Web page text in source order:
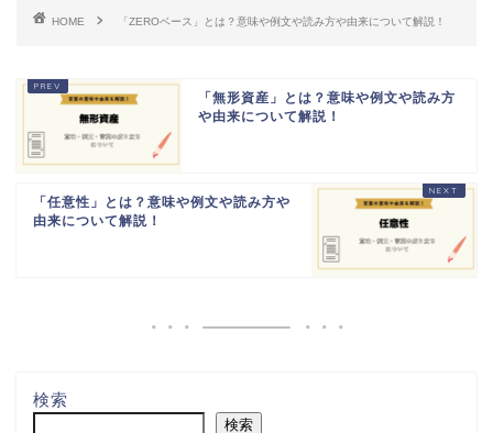
HOME 「ZEROベース」とは？意味や例文や読み方や由来について解説！
「無形資産」とは？意味や例文や読み方
や由来について解説！
「任意性」とは？意味や例文や読み方や
由来について解説！
検索
検索